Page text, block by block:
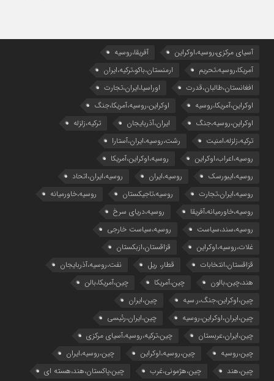
آسیای مرکزی،روسیه،اوکراین
آفریقا،روسیه
آمریکا،روسیه،تحریم
ارمنستان،باکو،ترکیه،ایران
افغانستان،طالبان،قدرت
اوراسیا،ایران،تجارت
اوکراین،آمریکا،روسیه
اوکراین،روسیه،آمریکا،جنگ
اوکراین،روسیه،جنگ
ایران،آذربایجان
ترکیه،زلزله
ترکیه،زلزله،امنیت
رشت،روسیه،ایران،آستارا
روسیه،اعراب،اوکراین
روسیه،اوکراین،آمریکا
روسیه،ایبورسک
روسیه،ایران
روسیه،ایران،اتحاد
روسیه،ایران،تجارت
روسیه،تاجیکستان
روسیه،خاورمیانه
روسیه،خاورمیانه،آفریقا
روسیه،دریای سرخ
روسیه،سند،سیاست
روسیه،سیاست خارجی
غلات،روسیه،اوکراین
قزاقستان،ازبکستان
قزاقستان،انتخابات
قطار، ریل
نفت،روسیه،آذربایجان
هند،چین،بالون
چین،آمریکا
چین،آمریکا،بالن
چین،اوکراین،جنگ،ر.سیه
چین،ایران
چین،ایران،اوکراین،روسیه
چین،ایران،رئیسی
چین،ایران،عربستان
چین،ترکیه،روسیه،آسیای مرکزی
چین،روسیه
چین،روسیه،اوکراین
چین،روسیه،ایران
چین،هند
چین،هژمونی،غرب چین،پاکستان،هند،هسته ای